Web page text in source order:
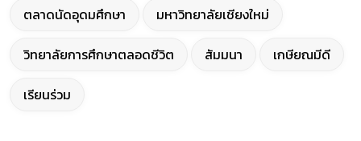
ตลาดนัดอุดมศึกษา มหาวิทยาลัยเชียงใหม่
วิทยาลัยการศึกษาตลอดชีวิต สัมมนา เกษียณมีดี
เรียนร่วม